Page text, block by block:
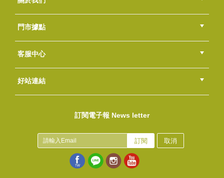
USD 11.62)
(USD11.62)
公司簡介
品牌故事
最新消息
隱私權聲明
版權聲明
門市據點
總部
北區
中區
南區
東區
海外
客服中心
會員等級
購物流程
訂單查詢
常見問題
海外訂購流程
連絡我們
下載專區
紅利點數
好站連結
訂閱電子報 News letter
訂閱 取消